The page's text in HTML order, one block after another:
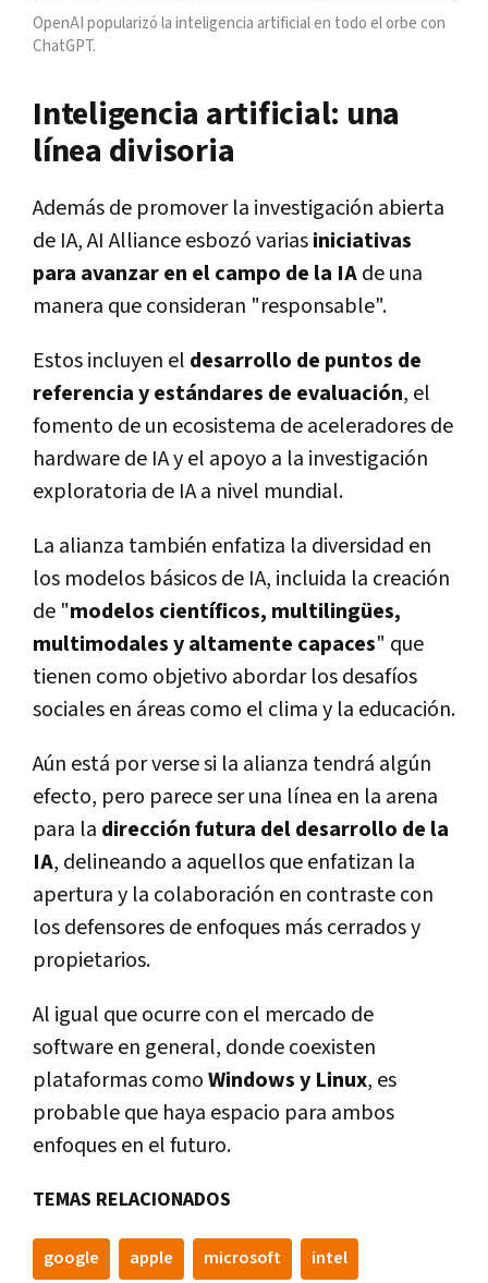
OpenAI popularizó la inteligencia artificial en todo el orbe con
ChatGPT.
Inteligencia artificial: una
línea divisoria
Además de promover la investigación abierta
de IA, AI Alliance esbozó variasiniciativas
para avanzar en el campo de la IAde una
manera que consideran "responsable".
Estos incluyen el desarrollo de puntos de
referencia y estándares de evaluación, el
fomento de un ecosistema de aceleradores de
hardware de IA y el apoyo a la investigación
exploratoria de IA a nivel mundial.
La alianza también enfatiza la diversidad en
los modelos básicos de IA, incluida la creación
de "modelos científicos, multilingües,
multimodales y altamente capaces" que
tienen como objetivo abordar los desafíos
sociales en áreas como el clima y la educación.
Aún está por verse si la alianza tendrá algún
efecto, pero parece ser una línea en la arena
para la dirección futura del desarrollo de la
IA, delineando a aquellos que enfatizan la
apertura y la colaboración en contraste con
los defensores de enfoques más cerrados y
propietarios.
Al igual que ocurre con el mercado de
software en general, donde coexisten
plataformas comoWindows y Linux, es
probable que haya espacio para ambos
enfoques en el futuro.
TEMAS RELACIONADOS
google apple microsoft intel